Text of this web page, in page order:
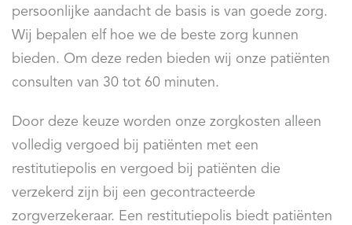
persoonlijke aandacht de basis is van goede zorg.
Wij bepalen elf hoe we de beste zorg kunnen
bieden. Om deze reden bieden wij onze patiënten
consulten van 30 tot 60 minuten.
Door deze keuze worden onze zorgkosten alleen
volledig vergoed bij patiënten met een
restitutiepolis en vergoed bij patiënten die
verzekerd zijn bij een gecontracteerde
zorgverzekeraar. Een restitutiepolis biedt patiënten